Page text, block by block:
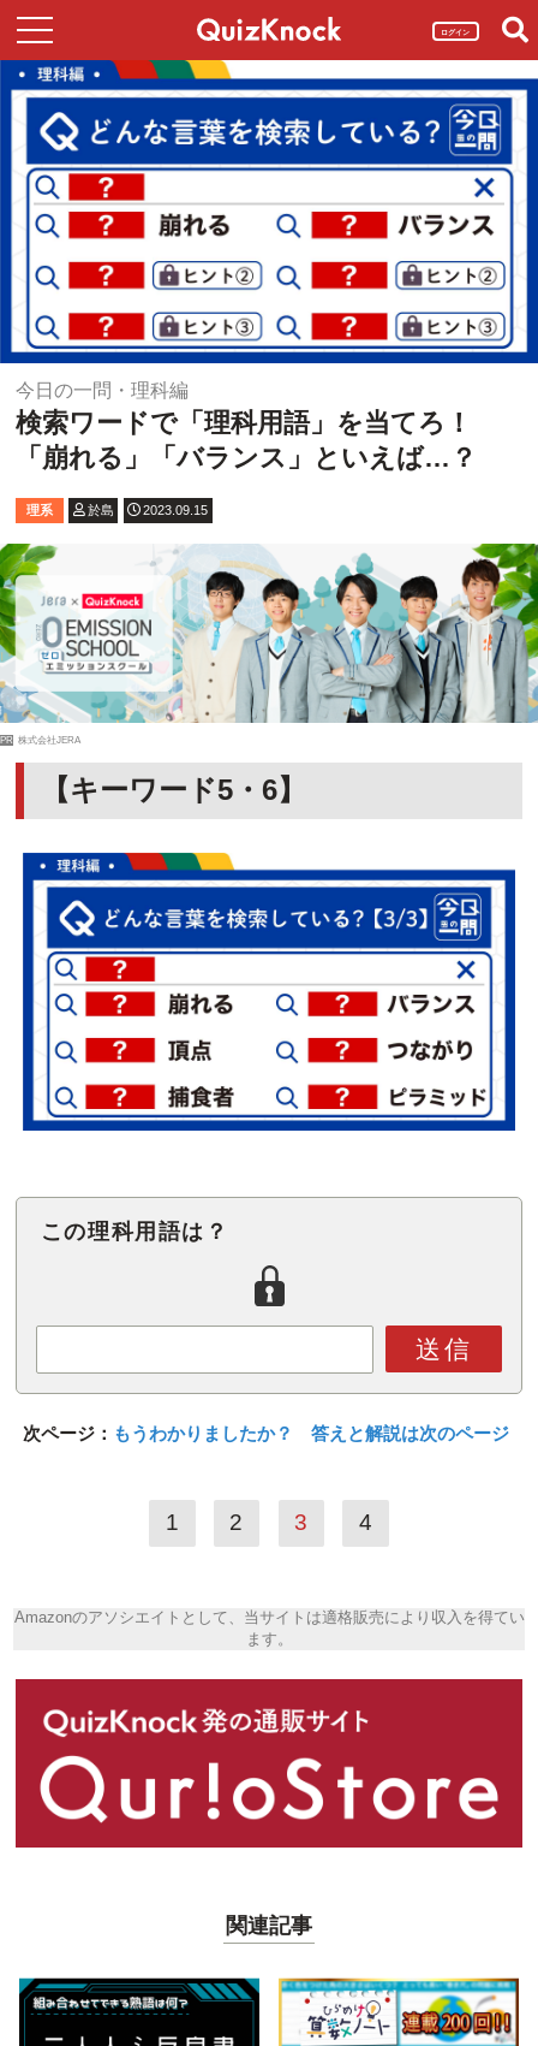
ログイン
今日の一問・理科編
検索ワードで「理科用語」を当てろ！
「崩れる」「バランス」といえば…？
理系 於島 2023.09.15
PR 株式会社JERA
【キーワード5・6】
この理科用語は？
送信
次ページ： もうわかりましたか？ 答えと解説は次のページ
1 2 3 4
Amazonのアソシエイトとして、当サイトは適格販売により収入を得てい
ます。
関連記事